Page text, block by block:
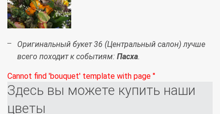
Оригинальный букет 36 (Центральный салон) лучше
всего походит к событиям: Пасха.
Cannot find 'bouquet' template with page ''
Здесь вы можете купить наши
цветы